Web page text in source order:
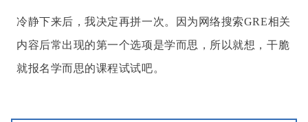
冷静下来后，我决定再拼一次。因为网络搜索GRE相关
内容后常出现的第一个选项是学而思，所以就想，干脆
就报名学而思的课程试试吧。